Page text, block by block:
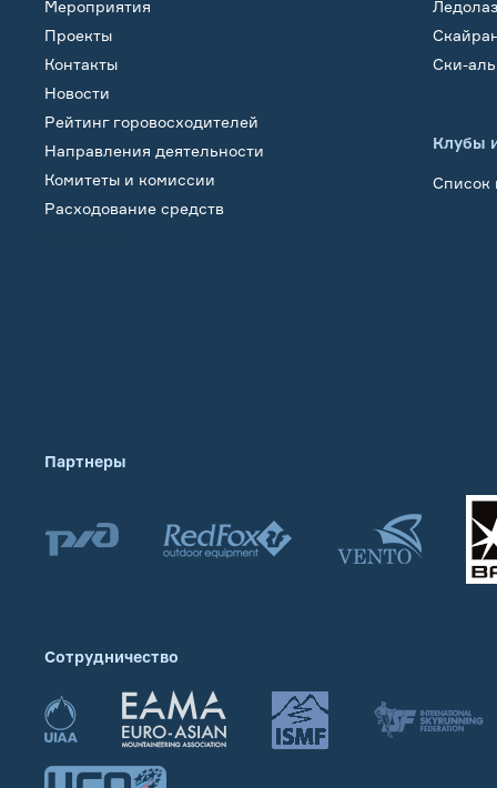
Мероприятия
Проекты
Контакты
Новости
Рейтинг горовосходителей
Направления деятельности
Комитеты и комиссии
Расходование средств
Ски-
Клубы
Список
Партнеры
Сотрудничество